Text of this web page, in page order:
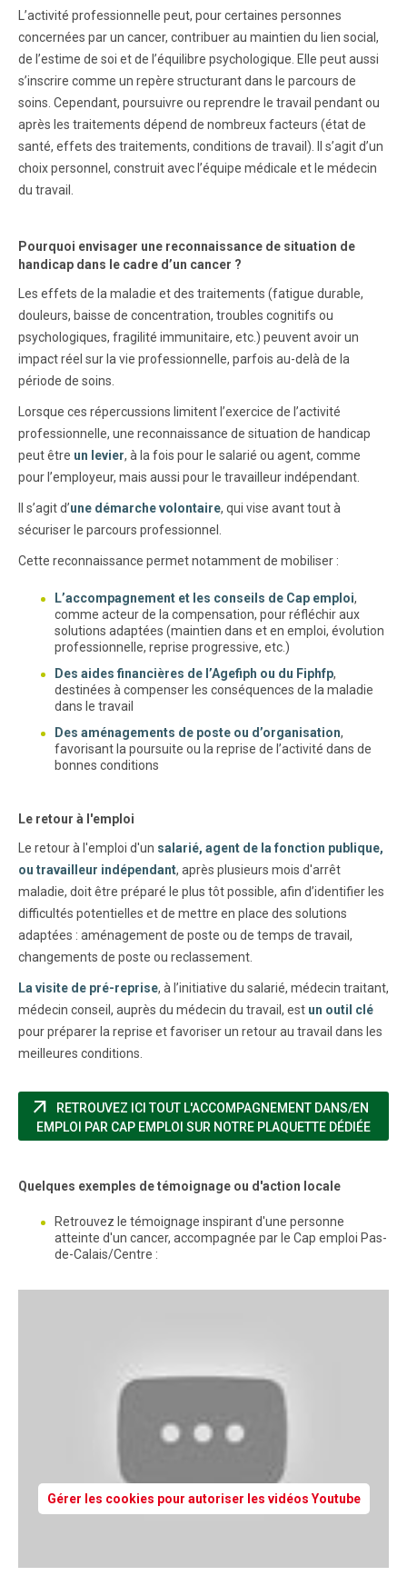
L’activité professionnelle peut, pour certaines personnes
concernées par un cancer, contribuer au maintien du lien social,
de l’estime de soi et de l’équilibre psychologique. Elle peut aussi
s’inscrire comme un repère structurant dans le parcours de
soins. Cependant, poursuivre ou reprendre le travail pendant ou
après les traitements dépend de nombreux facteurs (état de
santé, effets des traitements, conditions de travail). Il s’agit d’un
choix personnel, construit avec l’équipe médicale et le médecin
du travail.
Pourquoi envisager une reconnaissance de situation de
handicap dans le cadre d’un cancer ?
Les effets de la maladie et des traitements (fatigue durable,
douleurs, baisse de concentration, troubles cognitifs ou
psychologiques, fragilité immunitaire, etc.) peuvent avoir un
impact réel sur la vie professionnelle, parfois au-delà de la
période de soins.
Lorsque ces répercussions limitent l’exercice de l’activité
professionnelle, une reconnaissance de situation de handicap
peut être un levier, à la fois pour le salarié ou agent, comme
pour l’employeur, mais aussi pour le travailleur indépendant.
Il s’agit d’une démarche volontaire, qui vise avant tout à
sécuriser le parcours professionnel.
Cette reconnaissance permet notamment de mobiliser :
L’accompagnement et les conseils de Cap emploi,
comme acteur de la compensation, pour réfléchir aux
solutions adaptées (maintien dans et en emploi, évolution
professionnelle, reprise progressive, etc.)
Des aides financières de l’Agefiph ou du Fiphfp,
destinées à compenser les conséquences de la maladie
dans le travail
Des aménagements de poste ou d’organisation,
favorisant la poursuite ou la reprise de l’activité dans de
bonnes conditions
Le retour à l'emploi
Le retour à l'emploi d'un salarié, agent de la fonction publique,
ou travailleur indépendant, après plusieurs mois d'arrêt
maladie, doit être préparé le plus tôt possible, afin d’identifier les
difficultés potentielles et de mettre en place des solutions
adaptées : aménagement de poste ou de temps de travail,
changements de poste ou reclassement.
La visite de pré-reprise, à l’initiative du salarié, médecin traitant,
médecin conseil, auprès du médecin du travail, est un outil clé
pour préparer la reprise et favoriser un retour au travail dans les
meilleures conditions.
arrow_outward
RETROUVEZ ICI TOUT L'ACCOMPAGNEMENT DANS/EN
EMPLOI PAR CAP EMPLOI SUR NOTRE PLAQUETTE DÉDIÉE
Quelques exemples de témoignage ou d'action locale
Retrouvez le témoignage inspirant d'une personne
atteinte d'un cancer, accompagnée par le Cap emploi Pas-
de-Calais/Centre :
Gérer les cookies pour autoriser les vidéos Youtube